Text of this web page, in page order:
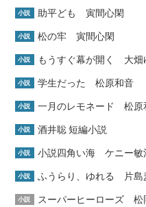
小説 助平ども 寅間心閑
小説 松の牢 寅間心閑
小説 もうすぐ幕が開く 大畑
小説 学生だった 松原和音
小説 一月のレモネード 松原
小説 酒井聡 短編小説
小説 小説四角い海 ケニー敏
小説 ふうらり、ゆれる 片島
小説 スーパーヒーローズ 松